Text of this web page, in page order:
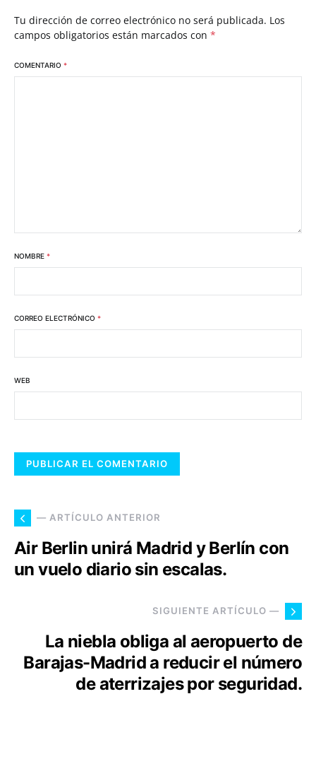
Tu dirección de correo electrónico no será publicada. Los
campos obligatorios están marcados con *
COMENTARIO *
NOMBRE *
CORREO ELECTRÓNICO *
WEB
— ARTÍCULO ANTERIOR
Air Berlin unirá Madrid y Berlín con
un vuelo diario sin escalas.
SIGUIENTE ARTÍCULO —
La niebla obliga al aeropuerto de
Barajas-Madrid a reducir el número
de aterrizajes por seguridad.